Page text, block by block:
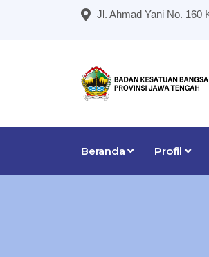
Jl. Ahmad Yani No. 160
Beranda Profil